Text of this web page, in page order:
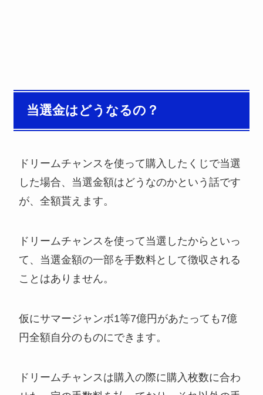
当選金はどうなるの？
ドリームチャンスを使って購入したくじで当選
した場合、当選金額はどうなのかという話です
が、全額貰えます。
ドリームチャンスを使って当選したからといっ
て、当選金額の一部を手数料として徴収される
ことはありません。
仮にサマージャンボ1等7億円があたっても7億
円全額自分のものにできます。
ドリームチャンスは購入の際に購入枚数に合わ